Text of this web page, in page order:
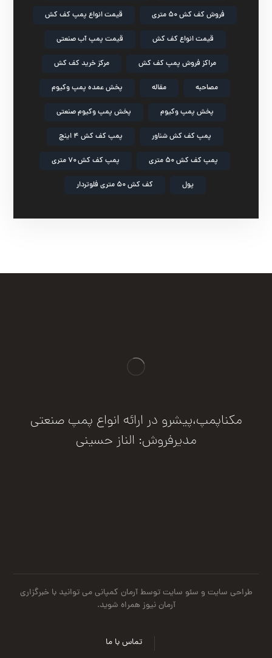
فروش کف کش ۵۰ متری قیمت انواع پمپ کف کش
قیمت انواع کف کش قیمت پمپ آب صنعتی
مراکز فروش پمپ کف کش مرکز خرید کف کش
مصاحبه مقاله پخش عمده پمپ وکیوم
پخش پمپ وکیوم پخش پمپ وکیوم صنعتی
پمپ کف کش شناور پمپ کف کش ۴ اینچ
پمپ کف کش ۵۰ متری پمپ کف کش ۷۰ متری
پول کف کش ۵۰ متری فلوتردار
مکناپمپ،پیشرو در ارائه انواع پمپ صنعتی
مدیرفروش: الناز حسینی
طراحی سایت و سئو سایتتوسط آرمان کمپانی می توانید باخبرگزاری
آرمان نیوز همراه شوید.
تماس با ما